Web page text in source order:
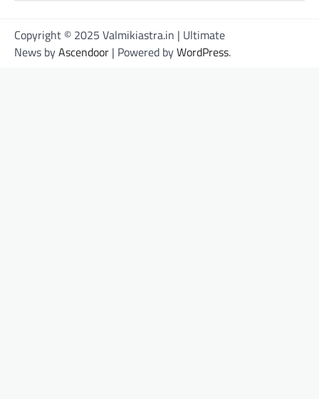
Copyright © 2025 Valmikiastra.in | Ultimate
News byAscendoor | Powered byWordPress.